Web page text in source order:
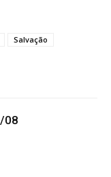
Salvação
08